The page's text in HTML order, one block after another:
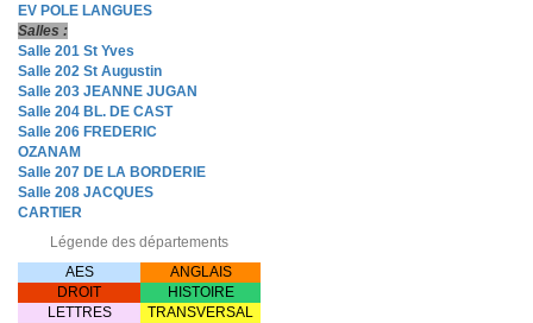
EV POLE LANGUES
Salles :
Salle 201 St Yves
Salle 202 St Augustin
Salle 203 JEANNE JUGAN
Salle 204 BL. DE CAST
Salle 206 FREDERIC
OZANAM
Salle 207 DE LA BORDERIE
Salle 208 JACQUES
CARTIER
Légende des départements
AES
ANGLAIS
DROIT
HISTOIRE
LETTRES
TRANSVERSAL